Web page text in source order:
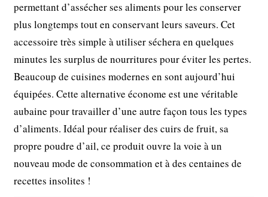
permettant d’assécher ses aliments pour les conserver
plus longtemps tout en conservant leurs saveurs. Cet
accessoire très simple à utiliser séchera en quelques
minutes les surplus de nourritures pour éviter les pertes.
Beaucoup de cuisines modernes en sont aujourd’hui
équipées. Cette alternative économe est une véritable
aubaine pour travailler d’une autre façon tous les types
d’aliments. Idéal pour réaliser des cuirs de fruit, sa
propre poudre d’ail, ce produit ouvre la voie à un
nouveau mode de consommation et à des centaines de
recettes insolites !